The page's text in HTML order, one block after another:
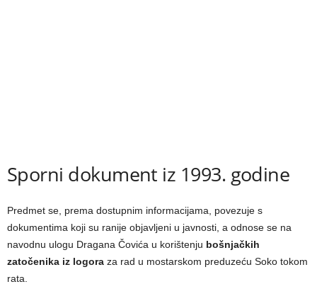
Sporni dokument iz 1993. godine
Predmet se, prema dostupnim informacijama, povezuje s
dokumentima koji su ranije objavljeni u javnosti, a odnose se na
navodnu ulogu Dragana Čovića u korištenju bošnjačkih
zatočenika iz logora za rad u mostarskom preduzeću Soko tokom
rata.